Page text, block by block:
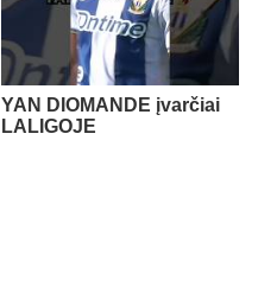
YAN DIOMANDE įvarčiai
LALIGOJE